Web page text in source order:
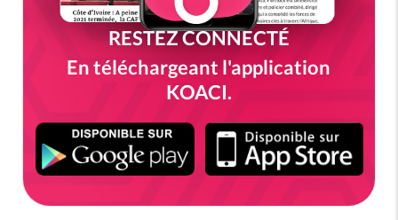
RESTEZ CONNECTÉ
En téléchargeant l'application
KOACI.